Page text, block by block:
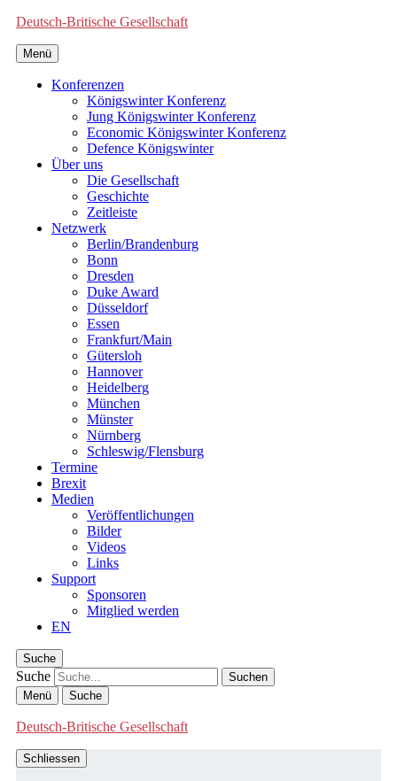
Deutsch-Britische Gesellschaft
Menü
Konferenzen
Königswinter Konferenz
Jung Königswinter Konferenz
Economic Königswinter Konferenz
Defence Königswinter
Über uns
Die Gesellschaft
Geschichte
Zeitleiste
Netzwerk
Berlin/Brandenburg
Bonn
Dresden
Duke Award
Düsseldorf
Essen
Frankfurt/Main
Gütersloh
Hannover
Heidelberg
München
Münster
Nürnberg
Schleswig/Flensburg
Termine
Brexit
Medien
Veröffentlichungen
Bilder
Videos
Links
Support
Sponsoren
Mitglied werden
EN
Suche
Suche
Menü Suche
Deutsch-Britische Gesellschaft
Schliessen